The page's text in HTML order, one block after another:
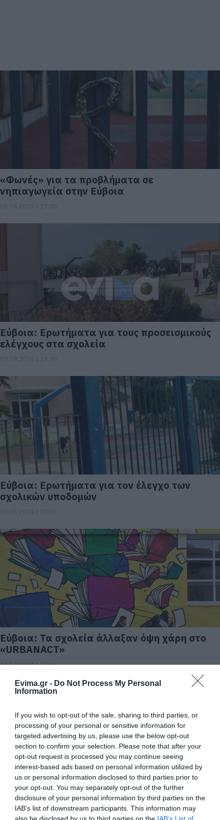
Evima.gr - Do Not Process My Personal
Information
If you wish to opt-out of the sale, sharing to third parties, or
processing of your personal or sensitive information for
targeted advertising by us, please use the below opt-out
section to confirm your selection. Please note that after your
opt-out request is processed you may continue seeing
interest-based ads based on personal information utilized by
us or personal information disclosed to third parties prior to
your opt-out. You may separately opt-out of the further
disclosure of your personal information by third parties on the
IAB’s list of downstream participants. This information may
also be disclosed by us to third parties on the IAB’s List of
«Φωνές» για τα προβλήματα σε
νηπιαγωγεία στην Εύβοια
Εύβοια: Ερωτήματα για τους προσεισμικούς
ελέγχους στα σχολεία
Εύβοια: Ερωτήματα για τον έλεγχο των
σχολικών υποδομών
Εύβοια: Τα σχολεία άλλαξαν όψη χάρη στο
«URBANACT»
16.02.2024 | 17:20
Εύβοια: Παραιτήσεις και διαμάχες για τα
σχολικά κτίρια
04.05.2023 | 21:20